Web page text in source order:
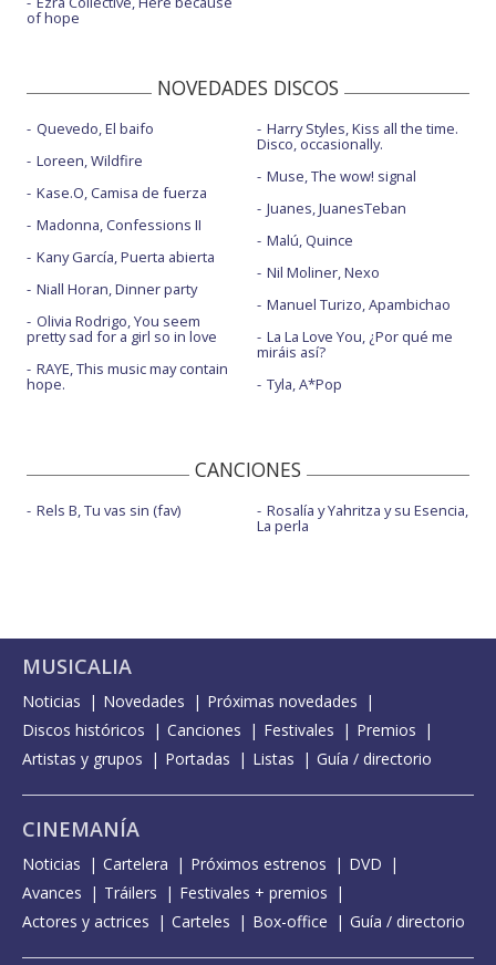
of hope
NOVEDADES DISCOS
Quevedo, El baifo
Loreen, Wildfire
Kase.O, Camisa de fuerza
Madonna, Confessions II
Kany García, Puerta abierta
Niall Horan, Dinner party
Olivia Rodrigo, You seem
pretty sad for a girl so in love
RAYE, This music may contain
hope.
Harry Styles, Kiss all the time.
Disco, occasionally.
Muse, The wow! signal
Juanes, JuanesTeban
Malú, Quince
Nil Moliner, Nexo
Manuel Turizo, Apambichao
La La Love You, ¿Por qué me
miráis así?
Tyla, A*Pop
CANCIONES
Rels B, Tu vas sin (fav) Rosalía y Yahritza y su Esencia,
La perla
MUSICALIA
Noticias Novedades
Próximas novedades
Discos históricos
Canciones Festivales
Premios
Artistas y grupos
Portadas Listas Guía / directorio
CINEMANÍA
Noticias Cartelera Próximos estrenos
DVD
Avances
Tráilers
Festivales + premios
Actores y actrices
Carteles Box-office Guía / directorio